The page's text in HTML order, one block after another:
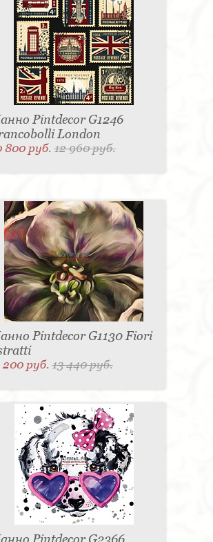
Pintdecor G1246
London
800 руб.12 960 руб.
Pintdecor G1130 Fiori
200 руб.13 440 руб.
Pintdecor G2366